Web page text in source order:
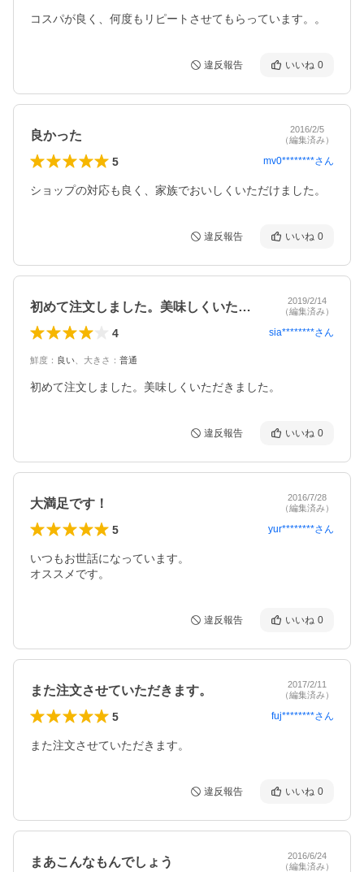
コスパが良く、何度もリピートさせてもらっています。。
違反報告 いいね 0
良かった
2016/2/5
（編集済み）
5 mv0********さん
ショップの対応も良く、家族でおいしくいただけました。
違反報告 いいね 0
初めて注文しました。美味しくいただきま…
2019/2/14
（編集済み）
4 sia********さん
鮮度 ： 良い 大きさ ： 普通
初めて注文しました。美味しくいただきました。
違反報告 いいね 0
大満足です！
2016/7/28
（編集済み）
5 yur********さん
いつもお世話になっています。
オススメです。
違反報告 いいね 0
また注文させていただきます。
2017/2/11
（編集済み）
5 fuj********さん
また注文させていただきます。
違反報告 いいね 0
まあこんなもんでしょう
2016/6/24
（編集済み）